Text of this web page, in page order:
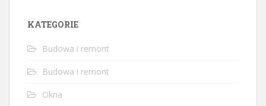
KATEGORIE
Budowa i remont
Budowa i remont
Okna